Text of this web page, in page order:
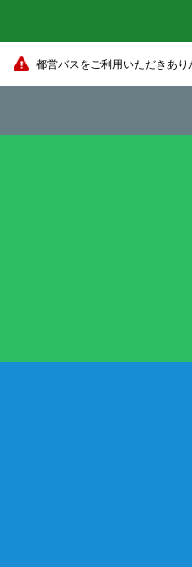
都営バスをご利用いただきあり